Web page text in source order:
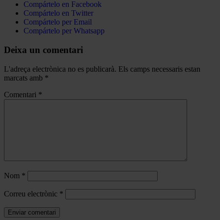
Compártelo en Facebook
Compártelo en Twitter
Compártelo per Email
Compártelo per Whatsapp
Deixa un comentari
L'adreça electrònica no es publicarà. Els camps necessaris estan
marcats amb *
Comentari *
Nom *
Correu electrònic *